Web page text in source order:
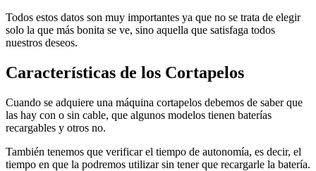
Todos estos datos son muy importantes ya que no se trata de elegir
solo la que más bonita se ve, sino aquella que satisfaga todos
nuestros deseos.
Características de los Cortapelos
Cuando se adquiere una máquina cortapelos debemos de saber que
las hay con o sin cable, que algunos modelos tienen baterías
recargables y otros no.
También tenemos que verificar el tiempo de autonomía, es decir, el
tiempo en que la podremos utilizar sin tener que recargarle la batería.